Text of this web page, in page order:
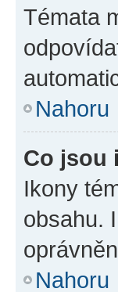
Témata
Nahoru
Co jsou
Ikony
obsahu.
Nahoru